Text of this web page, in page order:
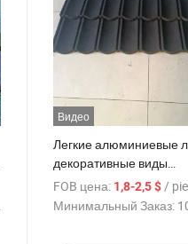
Видео
Легкие алюминиевые
декоративные виды
кровельной плитки
металлические
FOB цена: 1,8-2,5 $/
Минимальный Заказ: